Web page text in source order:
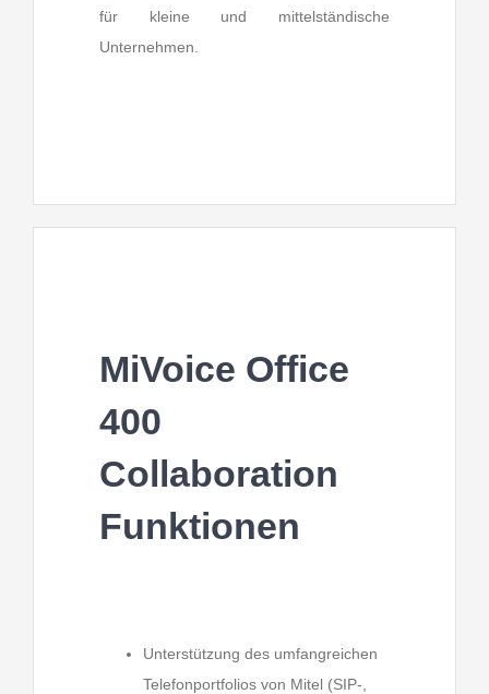
für kleine und mittelständische
Unternehmen.
MiVoice Office
400
Collaboration
Funktionen
Unterstützung des umfangreichen
Telefonportfolios von Mitel (SIP-,